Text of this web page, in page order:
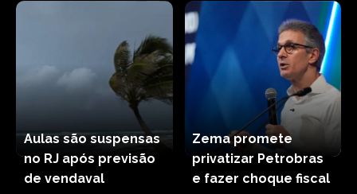
Aulas são suspensas
no RJ após previsão
de vendaval
Zema promete
privatizar Petrobras
e fazer choque fiscal